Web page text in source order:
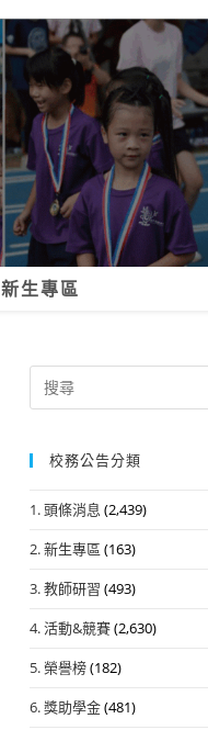
新生專區
Search
for:
校務公告分類
1. 頭條消息 (2,439)
2. 新生專區 (163)
3. 教師研習 (493)
4. 活動&競賽(2,630)
5. 榮譽榜(182)
6. 獎助學金(481)